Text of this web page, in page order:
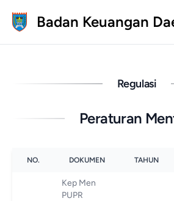
Badan Keuangan
Regulasi
Peraturan
NO. DOKUMEN TAHUN
Kep Men
PUPR